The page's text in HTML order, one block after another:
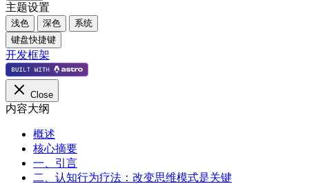
主题设置
浅色 深色
系统
键盘快捷键
开发框架
Close
内容大纲
概述
核心摘要
一、引言
二、认知行为疗法：改变思维模式是关键